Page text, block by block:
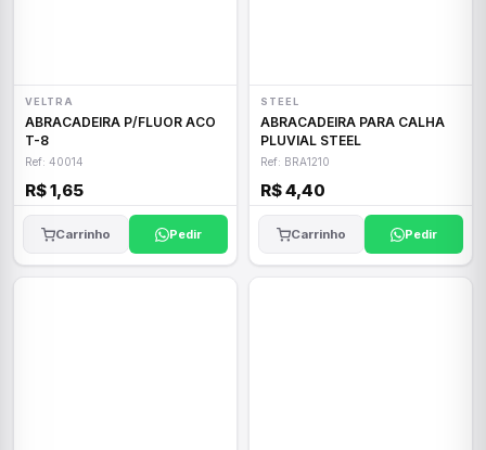
VELTRA
ABRACADEIRA P/FLUOR ACO
T-8
Ref: 40014
R$ 1,65
Carrinho Pedir
STEEL
ABRACADEIRA PARA CALHA
PLUVIAL STEEL
Ref: BRA1210
R$ 4,40
Carrinho Pedir